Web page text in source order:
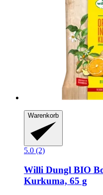
Warenkorb
5.0 (2)
Willi Dungl BIO
Kurkuma, 65 g